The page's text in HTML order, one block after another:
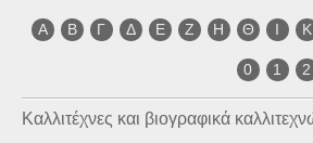
Α Β Γ Δ Ε Ζ Η Θ Ι Κ
0 1 2
Καλλιτέχνες και βιογραφικά